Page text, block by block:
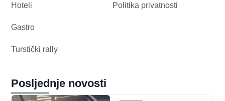
Hoteli
Gastro
Turstički rally
Politika privatnosti
Posljednje novosti